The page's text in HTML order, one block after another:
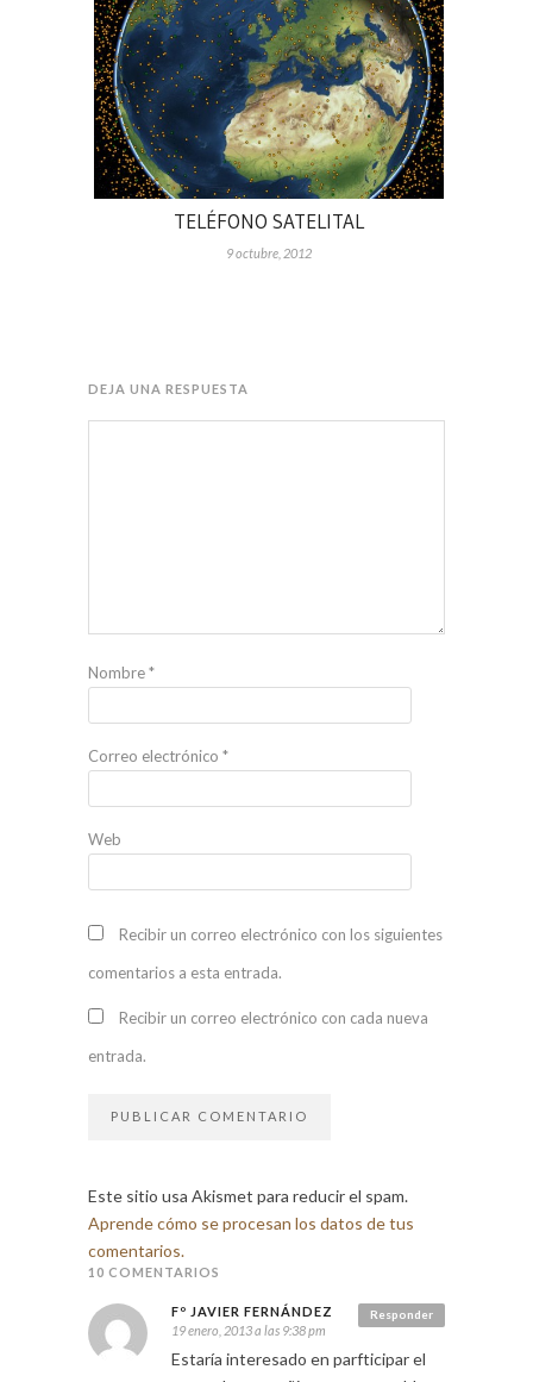
TELÉFONO SATELITAL
9 octubre, 2012
DEJA UNA RESPUESTA
Nombre*
Correo electrónico *
Web
Recibir un correo electrónico con los siguientes
comentarios a esta entrada.
Recibir un correo electrónico con cada nueva
entrada.
Este sitio usa Akismet para reducir el spam.
Aprende cómo se procesan los datos de tus
comentarios.
10 COMENTARIOS
Responder
Fº JAVIER FERNÁNDEZ
19 enero, 2013 a las 9:38 pm
Estaría interesado en parfticipar el